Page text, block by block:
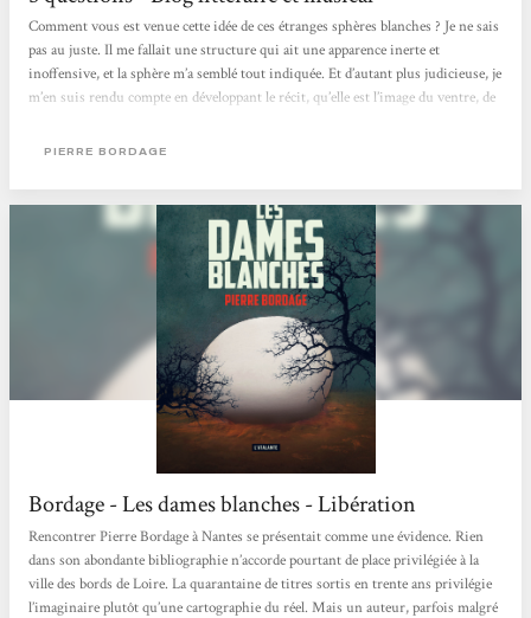
Comment vous est venue cette idée de ces étranges sphères blanches ? Je ne sais
pas au juste. Il me fallait une structure qui ait une apparence inerte et
inoffensive, et la sphère m’a semblé tout indiquée. Et d’autant plus judicieuse, je
m’en suis rendu compte en développant le récit, qu’elle est l’image du ventre, de
maternité, à la filiation. La thématique est très actuelle, dans un monde où « la
PIERRE BORDAGE
Bordage - Les dames blanches - Libération
Rencontrer Pierre Bordage à Nantes se présentait comme une évidence. Rien
dans son abondante bibliographie n’accorde pourtant de place privilégiée à la
ville des bords de Loire. La quarantaine de titres sortis en trente ans privilégie
l’imaginaire plutôt qu’une cartographie du réel. Mais un auteur, parfois malgré